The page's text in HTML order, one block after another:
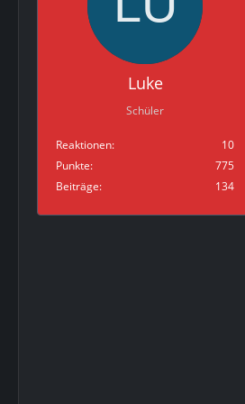
Luke
Schüler
Reaktionen
10
Punkte
775
Beiträge
134